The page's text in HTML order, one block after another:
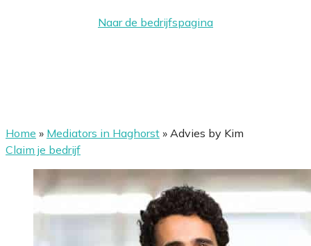
Naar de bedrijfspagina
Home » Mediators in Haghorst » Advies by Kim
Claim je bedrijf